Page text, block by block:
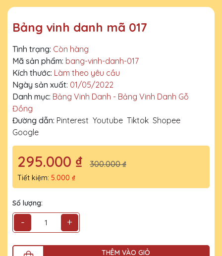
Bảng vinh danh mã 017
Tình trạng: Còn hàng
Mã sản phẩm: bang-vinh-danh-017
Kích thước: Làm theo yêu cầu
Ngày sản xuất: 01/05/2022
Danh mục: Bảng Vinh Danh - Bảng Vinh Danh Gỗ
Đồng
Đường dẫn: Pinterest Youtube Tiktok Shopee
Google
295.000 ₫ 300.000 ₫
Tiết kiệm: 5.000 ₫
Số lượng:
- +
THÊM VÀO GIỎ